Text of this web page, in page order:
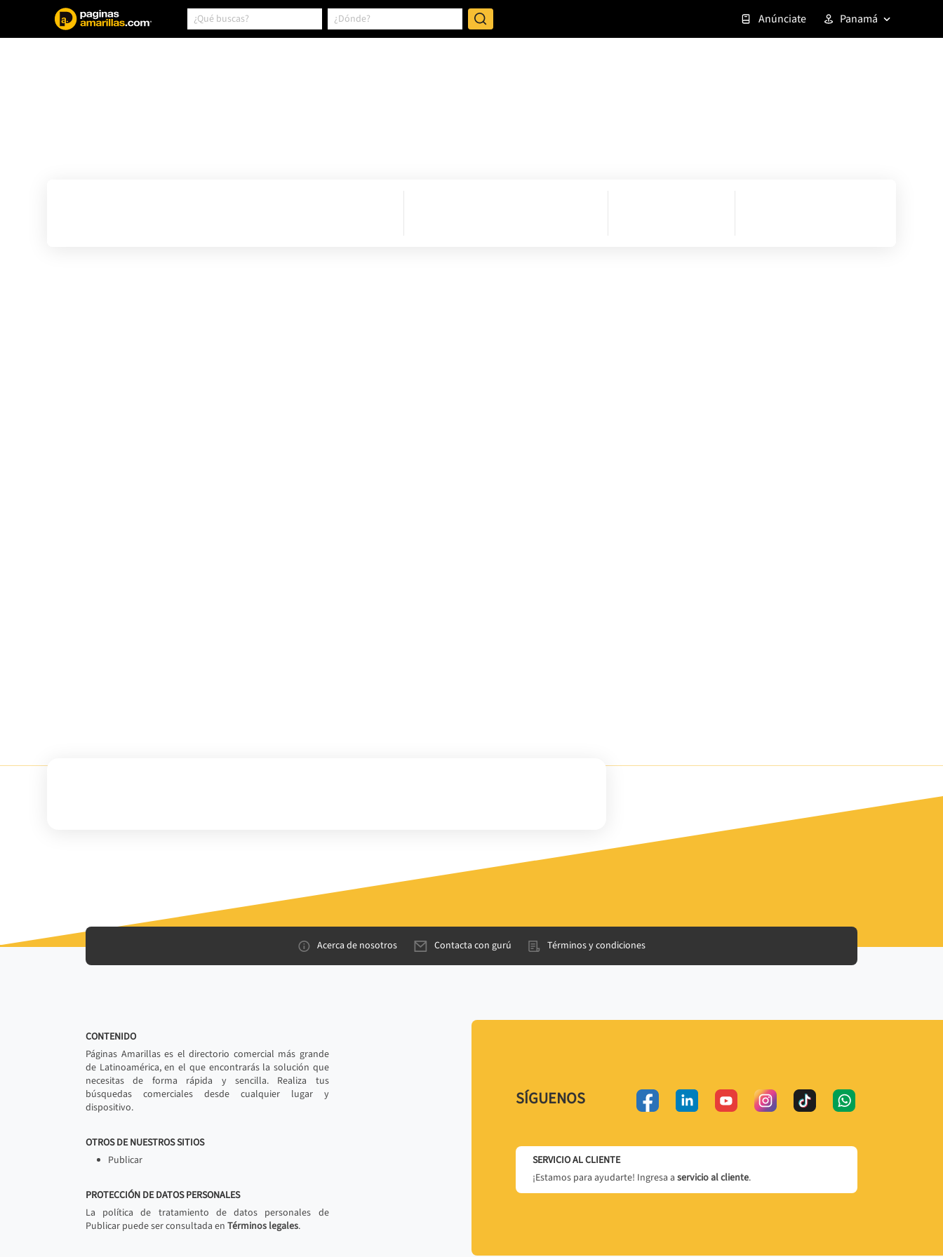
Anúnciate Panamá
Acerca de nosotros Contacta con gurú Términos y condiciones
CONTENIDO
Páginas Amarillas es el directorio comercial más grande
de Latinoamérica, en el que encontrarás la solución que
necesitas de forma rápida y sencilla. Realiza tus
búsquedas comerciales desde cualquier lugar y
dispositivo.
OTROS DE NUESTROS SITIOS
Publicar
PROTECCIÓN DE DATOS PERSONALES
La política de tratamiento de datos personales de
Publicar puede ser consultada en Términos legales.
SÍGUENOS
SERVICIO AL CLIENTE
¡Estamos para ayudarte! Ingresa a servicio al cliente.